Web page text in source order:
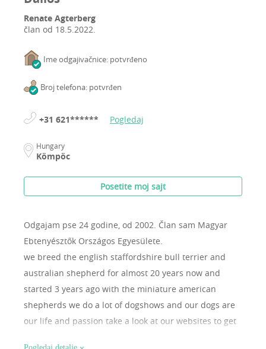
Renate Agterberg
član od 18.5.2022.
Ime odgajivačnice: potvrđeno
Broj telefona: potvrđen
+31 621****** Pogledaj
Hungary
Kömpöc
Posetite moj sajt
Odgajam pse 24 godine, od 2002. Član sam Magyar
Ebtenyésztők Országos Egyesülete.
we breed the english staffordshire bull terrier and
australian shepherd for almost 20 years now and
started 3 years ago with the miniature american
shepherds we do a lot of dogshows and our dogs are
our life and passion take a look at our websites to get